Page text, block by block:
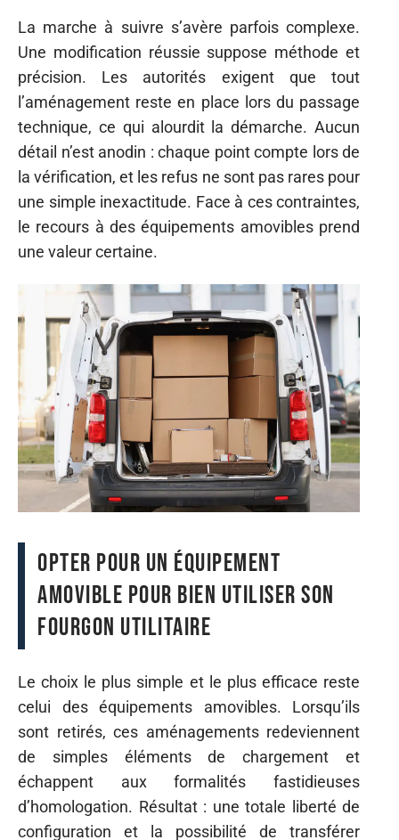
La marche à suivre s’avère parfois complexe.
Une modification réussie suppose méthode et
précision. Les autorités exigent que tout
l’aménagement reste en place lors du passage
technique, ce qui alourdit la démarche. Aucun
détail n’est anodin : chaque point compte lors de
la vérification, et les refus ne sont pas rares pour
une simple inexactitude. Face à ces contraintes,
le recours à des équipements amovibles prend
une valeur certaine.
Opter pour un équipement
amovible pour bien utiliser son
fourgon utilitaire
Le choix le plus simple et le plus efficace reste
celui des équipements amovibles. Lorsqu’ils
sont retirés, ces aménagements redeviennent
de simples éléments de chargement et
échappent aux formalités fastidieuses
d’homologation. Résultat : une totale liberté de
configuration et la possibilité de transférer